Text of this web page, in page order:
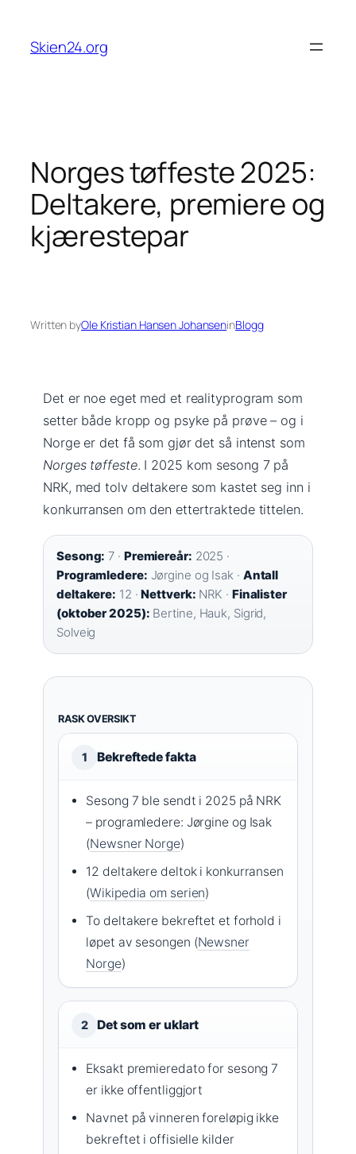
content
Skien24.org
Norges tøffeste 2025:
Deltakere, premiere og
kjærestepar
Written byOle Kristian Hansen JohanseninBlogg
Det er noe eget med et realityprogram som
setter både kropp og psyke på prøve – og i
Norge er det få som gjør det så intenst som
Norges tøffeste. I 2025 kom sesong 7 på
NRK, med tolv deltakere som kastet seg inn i
konkurransen om den ettertraktede tittelen.
Sesong: 7 · Premiereår: 2025 ·
Programledere: Jørgine og Isak · Antall
deltakere: 12 ·Nettverk: NRK · Finalister
(oktober 2025): Bertine, Hauk, Sigrid,
Solveig
RASK OVERSIKT
1 Bekreftede fakta
Sesong 7 ble sendt i 2025 på NRK
– programledere: Jørgine og Isak
(Newsner Norge)
12 deltakere deltok i konkurransen
(Wikipedia om serien)
To deltakere bekreftet et forhold i
løpet av sesongen (Newsner
Norge)
2 Det som er uklart
Eksakt premieredato for sesong 7
er ikke offentliggjort
Navnet på vinneren foreløpig ikke
bekreftet i offisielle kilder